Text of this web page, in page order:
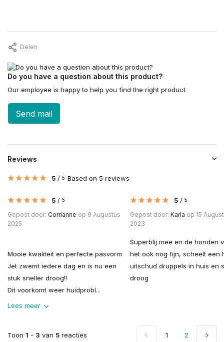
Delen
Do you have a question about this product?
Our employee is happy to help you find the right product
Send mail
Reviews
5 / 5 Based on 5 reviews
5 / 5
Gepost door: Corrianne op 9 Augustus
2025
Mooie kwaliteit en perfecte pasvorm
Jet zwemt iedere dag en is nu een
stuk sneller droog!!
Dit voorkomt weer huidprobl...
Lees meer
5 / 5
Gepost door: Karla op 15
2023
Superblij mee en de honden
het ook nog fijn, scheelt een
uitschud druppels in huis en
droog
Toon 1 - 3 van 5 reacties 1 2